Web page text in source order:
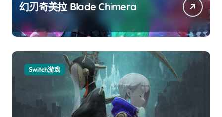
幻刃奇美拉 Blade Chimera
Switch游戏